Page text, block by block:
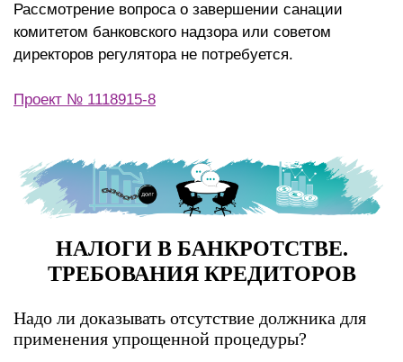
Рассмотрение вопроса о завершении санации
комитетом банковского надзора или советом
директоров регулятора не потребуется.
Проект № 1118915-8
НАЛОГИ В БАНКРОТСТВЕ.
ТРЕБОВАНИЯ КРЕДИТОРОВ
Надо ли доказывать отсутствие должника для
применения упрощенной процедуры?